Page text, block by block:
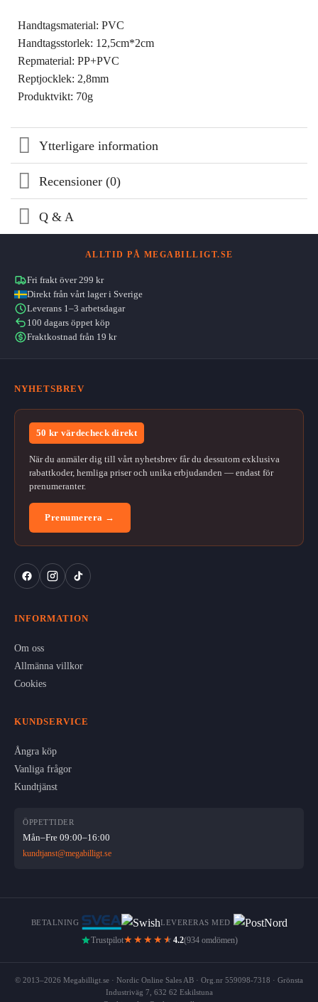
Handtagsmaterial: PVC
Handtagsstorlek: 12,5cm*2cm
Repmaterial: PP+PVC
Reptjocklek: 2,8mm
Produktvikt: 70g
Ytterligare information
Recensioner (0)
Q & A
ALLTID PÅ MEGABILLIGT.SE
Fri frakt över 299 kr
Direkt från vårt lager i Sverige
Leverans 1–3 arbetsdagar
100 dagars öppet köp
Fraktkostnad från 19 kr
NYHETSBREV
50 kr värdecheck direkt
När du anmäler dig till vårt nyhetsbrev får du dessutom exklusiva
rabattkoder, hemliga priser och unika erbjudanden — endast för
prenumeranter.
Prenumerera →
INFORMATION
Om oss
Allmänna villkor
Cookies
KUNDSERVICE
Ångra köp
Vanliga frågor
Kundtjänst
ÖPPETTIDER
Mån–Fre 09:00–16:00
kundtjanst@megabilligt.se
BETALNING LEVERERAS MED
Trustpilot★★★★ ★ 4.2(934 omdömen)
© 2013–2026 Megabilligt.se · Nordic Online Sales AB · Org.nr 559098-7318 · Grönsta
Industriväg 7, 632 62 Eskilstuna